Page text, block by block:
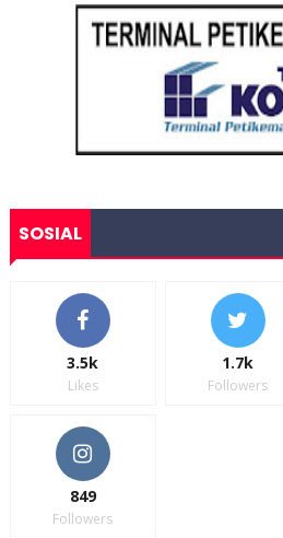
SOSIAL
3.5k
Likes
1.7k
Followers
849
Followers